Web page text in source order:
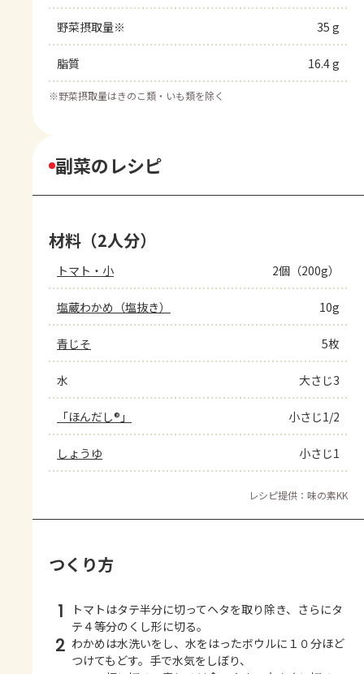
野菜摂取量※ 35 g
脂質 16.4 g
※野菜摂取量はきのこ類・いも類を除く
副菜のレシピ
材料（2人分）
トマト・小 2個（200g）
塩蔵わかめ（塩抜き） 10g
青じそ 5枚
水 大さじ3
「ほんだし®」 小さじ1/2
しょうゆ 小さじ1
レシピ提供：味の素KK
つくり方
1
トマトはタテ半分に切ってヘタを取り除き、さらにタ
テ４等分のくし形に切る。
2 わかめは水洗いをし、水をはったボウルに１０分ほど
つけてもどす。手で水気をしぼり、